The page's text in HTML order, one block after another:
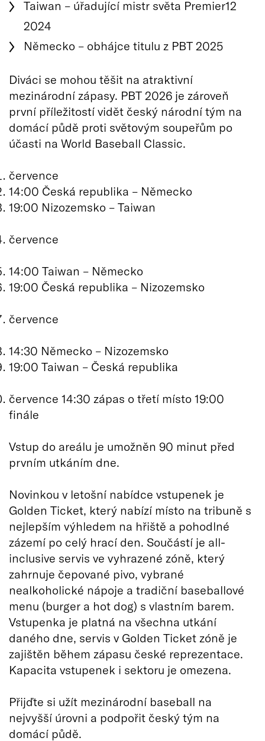
Taiwan – úřadující mistr světa Premier12
2024
Německo – obhájce titulu z PBT 2025
Diváci se mohou těšit na atraktivní
mezinárodní zápasy. PBT 2026 je zároveň
první příležitostí vidět český národní tým na
domácí půdě proti světovým soupeřům po
účasti na World Baseball Classic.
července
14:00 Česká republika – Německo
19:00 Nizozemsko – Taiwan
července
14:00 Taiwan – Německo
19:00 Česká republika – Nizozemsko
července
14:30 Německo – Nizozemsko
19:00 Taiwan – Česká republika
července 14:30 zápas o třetí místo 19:00
finále
Vstup do areálu je umožněn 90 minut před
prvním utkáním dne.
Novinkou v letošní nabídce vstupenek je
Golden Ticket, který nabízí místo na tribuně s
nejlepším výhledem na hřiště a pohodlné
zázemí po celý hrací den. Součástí je all-
inclusive servis ve vyhrazené zóně, který
zahrnuje čepované pivo, vybrané
nealkoholické nápoje a tradiční baseballové
menu (burger a hot dog) s vlastním barem.
Vstupenka je platná na všechna utkání
daného dne, servis v Golden Ticket zóně je
zajištěn během zápasu české reprezentace.
Kapacita vstupenek i sektoru je omezena.
Přijďte si užít mezinárodní baseball na
nejvyšší úrovni a podpořit český tým na
domácí půdě.